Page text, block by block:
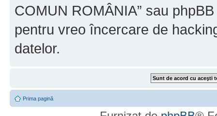
COMUN ROMÂNIA” sau
pentru vreo încercare de
datelor.
Prima pagină